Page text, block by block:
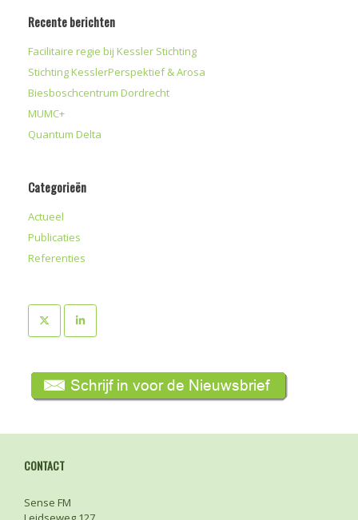
Recente berichten
Facilitaire regie bij Kessler Stichting
Stichting KesslerPerspektief & Arosa
Biesboschcentrum Dordrecht
MUMC+
Quantum Delta
Categorieën
Actueel
Publicaties
Referenties
CONTACT
Sense FM